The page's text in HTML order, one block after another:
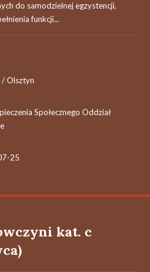
do samodzielnej egzystencji,
funkcji...
/ Olsztyn
Społecznego Oddział
25
kat. c